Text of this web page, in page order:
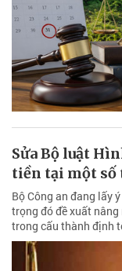
Sửa Bộ luật
tiền tại một số
Bộ Công an đang lấy
trọng đó đề xuất
trong cấu thành định